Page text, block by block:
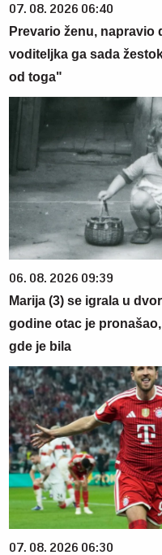
07. 08. 2026 06:40
Prevario ženu, napravio
voditeljka ga sada
od toga"
06. 08. 2026 09:39
Marija (3) se igrala u
godine otac je
gde je bila
07. 08. 2026 06:30